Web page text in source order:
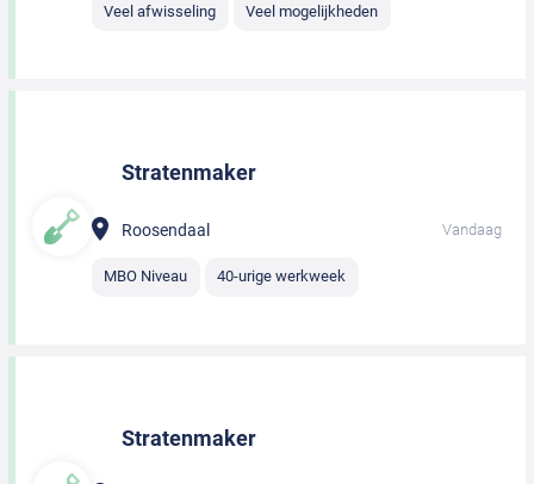
Veel afwisseling Veel mogelijkheden
Stratenmaker
Roosendaal Vandaag
MBO Niveau 40-urige werkweek
Stratenmaker